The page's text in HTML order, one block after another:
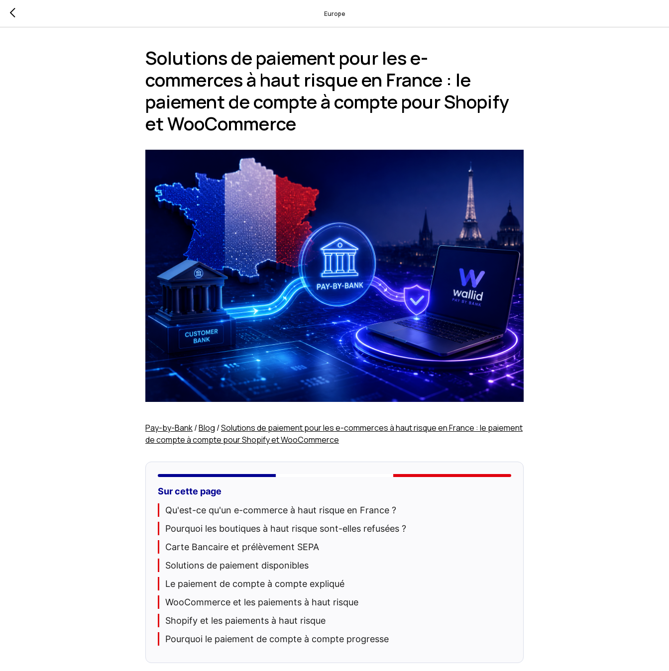
Europe
Solutions de paiement pour les e-
commerces à haut risque en France : le
paiement de compte à compte pour Shopify
et WooCommerce
Pay-by-Bank/Blog /Solutions de paiement pour les e-commerces à haut risque en France : le paiement
de compte à compte pour Shopify et WooCommerce
Sur cette page
Qu'est-ce qu'un e-commerce à haut risque en France ?
Pourquoi les boutiques à haut risque sont-elles refusées ?
Carte Bancaire et prélèvement SEPA
Solutions de paiement disponibles
Le paiement de compte à compte expliqué
WooCommerce et les paiements à haut risque
Shopify et les paiements à haut risque
Pourquoi le paiement de compte à compte progresse